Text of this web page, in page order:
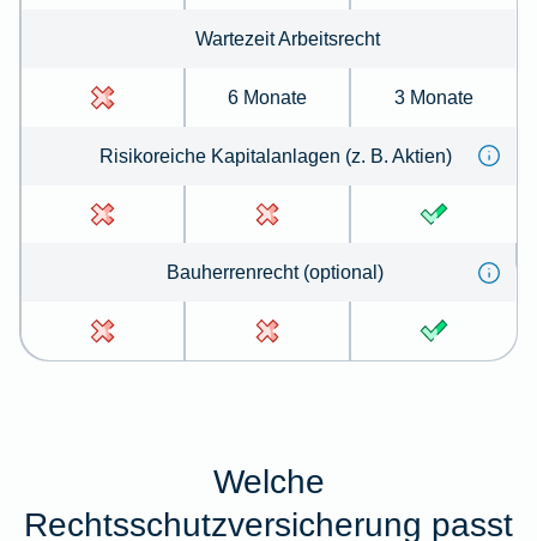
Wartezeit Arbeitsrecht
6 Monate 3 Monate
Risikoreiche Kapitalanlagen (z. B. Aktien)
Bauherrenrecht (optional)
Welche
Rechtsschutzversicherung passt